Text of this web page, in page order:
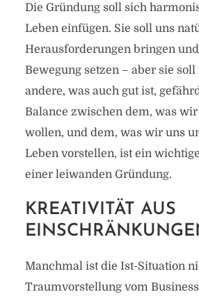
Die Gründung soll sich
Leben einfügen. Sie soll uns
Herausforderungen bringen
Bewegung setzen – aber sie
andere, was auch gut ist,
Balance zwischen dem, was
wollen, und dem, was wir uns
Leben vorstellen, ist ein
einer leiwanden Gründung.
KREATIVITÄT AUS
Manchmal ist die Ist-Situation
Traumvorstellung vom